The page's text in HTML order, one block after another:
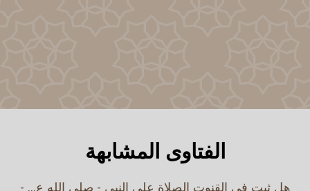
الفتاوى المشابهة
هل ثبت في القنوت الصلاة على النبي - صلى الله ع... -